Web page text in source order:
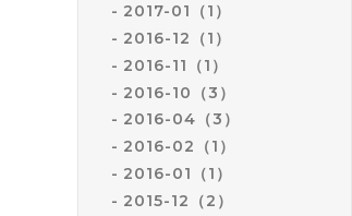
2017-01（1）
2016-12（1）
2016-11（1）
2016-10（3）
2016-04（3）
2016-02（1）
2016-01（1）
2015-12（2）